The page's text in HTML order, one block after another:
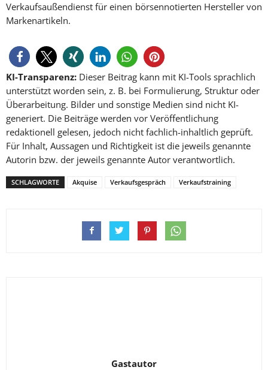
Verkaufsaußendienst für einen börsennotierten Hersteller von
Markenartikeln.
KI-Transparenz: Dieser Beitrag kann mit KI-Tools sprachlich
unterstützt worden sein, z. B. bei Formulierung, Struktur oder
Überarbeitung. Bilder und sonstige Medien sind nicht KI-
generiert. Die Beiträge werden vor Veröffentlichung
redaktionell gelesen, jedoch nicht fachlich-inhaltlich geprüft.
Für Inhalt, Aussagen und Richtigkeit ist die jeweils genannte
Autorin bzw. der jeweils genannte Autor verantwortlich.
SCHLAGWORTE Akquise Verkaufsgespräch Verkaufstraining
Gastautor